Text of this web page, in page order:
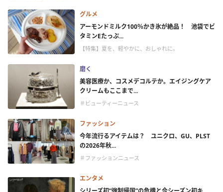
グルメ
アーモンドミルク100％かき氷が絶品！ 池袋でビ
タミンEたっぷ...
【特集】夏を、軽やかに、おしゃれに。
磨く
美容医療か、コスメデコルテか。エイジングケア
クリームもここまで...
＃ビューティーニュース
ファッション
今年流行るアイテムは？ ユニクロ、GU、PLST
の2026年秋...
＃ファッションニュース
エンタメ